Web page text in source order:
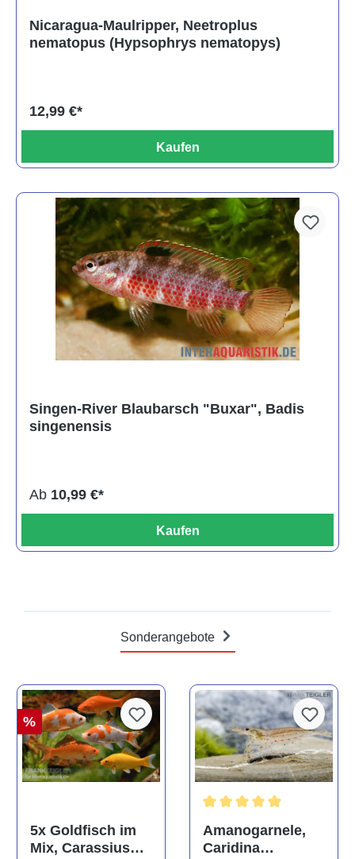
Nicaragua-Maulripper, Neetroplus
nematopus (Hypsophrys nematopys)
12,99 €*
Kaufen
Singen-River Blaubarsch "Buxar", Badis
singenensis
Ab 10,99 €*
Kaufen
Sonderangebote
%
5x Goldfisch im
Mix, Carassius
Amanogarnele,
Caridina